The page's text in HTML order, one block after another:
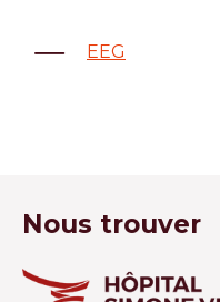
EEG
Nous trouver